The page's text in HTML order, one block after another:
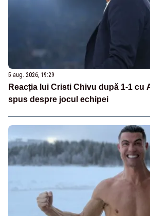
5 aug. 2026, 19:29
Reacția lui Cristi Chivu după 1-1 cu
spus despre jocul echipei